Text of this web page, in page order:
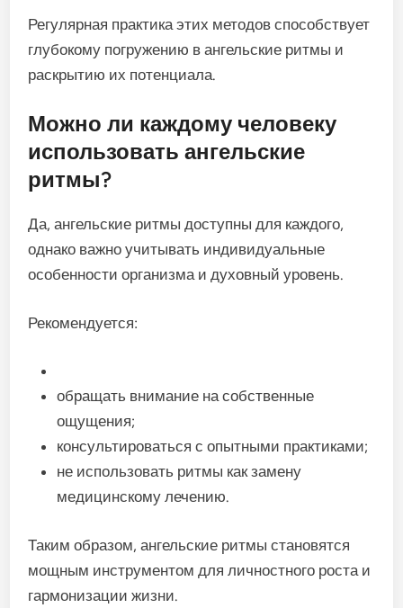
Регулярная практика этих методов способствует
глубокому погружению в ангельские ритмы и
раскрытию их потенциала.
Можно ли каждому человеку
использовать ангельские
ритмы?
Да, ангельские ритмы доступны для каждого,
однако важно учитывать индивидуальные
особенности организма и духовный уровень.
Рекомендуется:
обращать внимание на собственные
ощущения;
консультироваться с опытными практиками;
не использовать ритмы как замену
медицинскому лечению.
Таким образом, ангельские ритмы становятся
мощным инструментом для личностного роста и
гармонизации жизни.